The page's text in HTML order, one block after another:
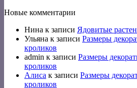
Новые комментарии
Нина к записи Ядовитые
Ульяна к записи Размеры
кроликов
admin к записи Размеры
кроликов
Алиса к записи Размеры
кроликов